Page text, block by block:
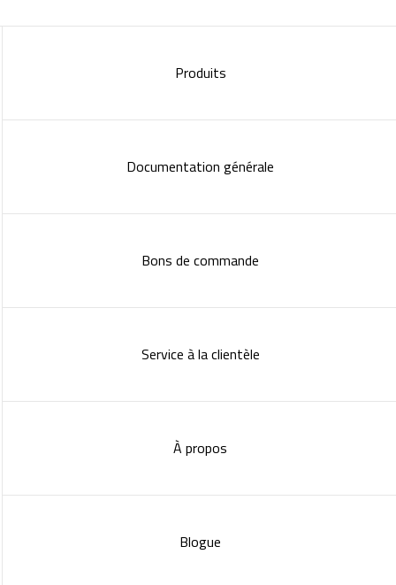
Produits
Documentation générale
Bons de commande
Service à la clientèle
À propos
Blogue